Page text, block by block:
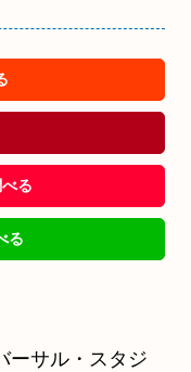
る
る
ーサル・スタジ